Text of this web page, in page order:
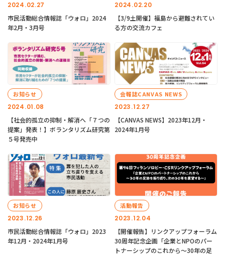
2024.02.27
市民活動総合情報誌「ウォロ」2024
年2月・3月号
2024.02.20
【3/9土開催】福島から避難されてい
る方の交流カフェ
2024.01.08
お知らせ
【社会的孤立の抑制・解消へ「７つの
提案」発表！】ボランタリズム研究第
５号発売中
2023.12.27
会報誌CANVAS NEWS
【CANVAS NEWS】2023年12月・
2024年1月号
2023.12.26
お知らせ
市民活動総合情報誌「ウォロ」2023
年12月・2024年1月号
2023.12.04
活動報告
【開催報告】リンクアップフォーラム
30周年記念企画「企業とNPOのパー
トナーシップのこれから～30年の足